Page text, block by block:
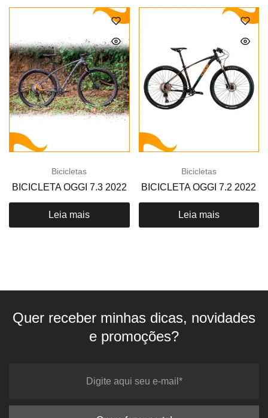
Bicicletas
BICICLETA OGGI 7.3 2022
Leia mais
Bicicletas
BICICLETA OGGI 7.2 2022
Leia mais
Quer receber minhas dicas, novidades
e promoções?